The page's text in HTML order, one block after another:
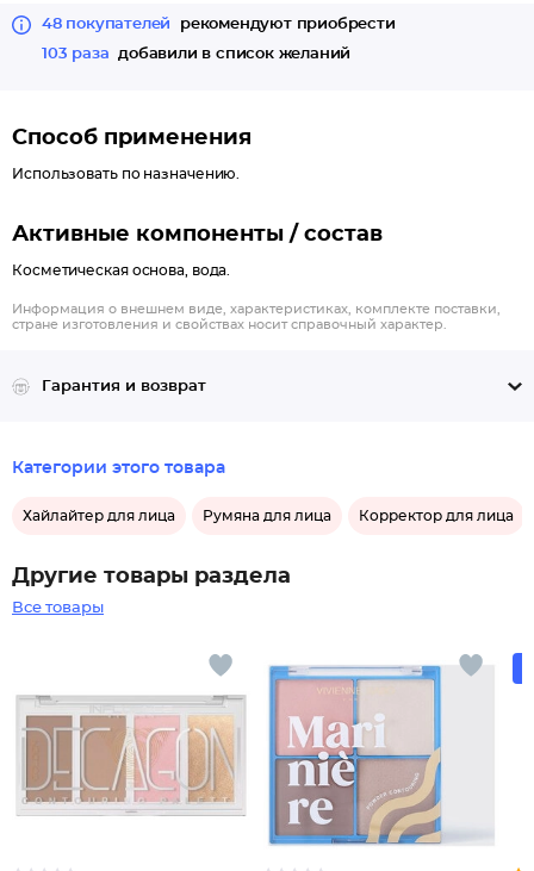
48 покупателей
рекомендуют приобрести
103 раза
добавили в список желаний
Способ применения
Использовать по назначению.
Активные компоненты / состав
Косметическая основа, вода.
Информация о внешнем виде, характеристиках, комплекте поставки,
стране изготовления и свойствах носит справочный характер.
Гарантия и возврат
Категории этого товара
Хайлайтер для лица Румяна для лица Корректор для лица
Другие товары раздела
Все товары